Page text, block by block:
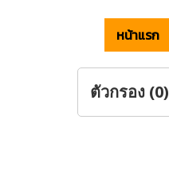
หน้าแรก
ตัวกรอง (0)